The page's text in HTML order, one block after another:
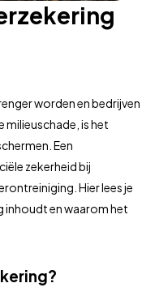
worden en bedrijven
is het
Een
zekerheid bij
Hier lees je
inhoudt en waarom het